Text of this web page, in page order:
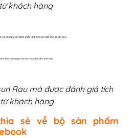
khách hàng
Rau má được đánh giá tích
khách hàng
sẻ về bộ sản phẩm